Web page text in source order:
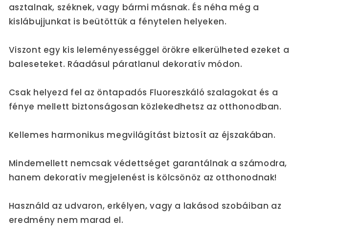
asztalnak, széknek, vagy bármi másnak. És néha még a
kislábujjunkat is beütöttük a fénytelen helyeken.
Viszont egy kis leleményességgel örökre elkerülheted ezeket a
baleseteket. Ráadásul páratlanul dekoratív módon.
Csak helyezd fel az öntapadós Fluoreszkáló szalagokat és a
fénye mellett biztonságosan közlekedhetsz az otthonodban.
Kellemes harmonikus megvilágítást biztosít az éjszakában.
Mindemellett nemcsak védettséget garantálnak a számodra,
hanem dekoratív megjelenést is kölcsönöz az otthonodnak!
Használd az udvaron, erkélyen, vagy a lakásod szobáiban az
eredmény nem marad el.